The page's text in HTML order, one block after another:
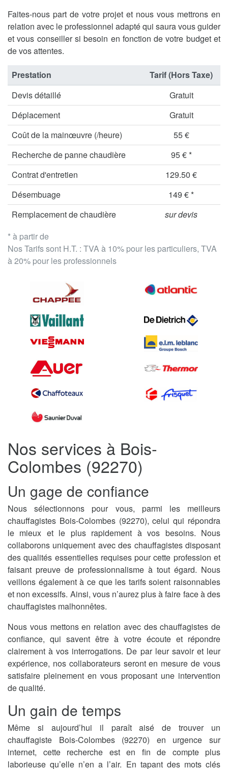
Faites-nous part de votre projet et nous vous mettrons en
relation avec le professionnel adapté qui saura vous guider
et vous conseiller si besoin en fonction de votre budget et
de vos attentes.
* à partir de
Nos Tarifs sont H.T. : TVA à 10% pour les particuliers, TVA
à 20% pour les professionnels
Prestation
Tarif (Hors Taxe)
Devis détaillé
Gratuit
Déplacement
Gratuit
Coût de la mainœuvre (/heure)
55 €
Recherche de panne chaudière
95 € *
Contrat d'entretien
129.50 €
Désembuage
149 € *
Remplacement de chaudière
sur devis
Nos services à Bois-
Colombes (92270)
Un gage de confiance
Nous sélectionnons pour vous, parmi les meilleurs
chauffagistes Bois-Colombes (92270), celui qui répondra
le mieux et le plus rapidement à vos besoins. Nous
collaborons uniquement avec des chauffagistes disposant
des qualités essentielles requises pour cette profession et
faisant preuve de professionnalisme à tout égard. Nous
veillons également à ce que les tarifs soient raisonnables
et non excessifs. Ainsi, vous n’aurez plus à faire face à des
chauffagistes malhonnêtes.
Nous vous mettons en relation avec des chauffagistes de
confiance, qui savent être à votre écoute et répondre
clairement à vos interrogations. De par leur savoir et leur
expérience, nos collaborateurs seront en mesure de vous
satisfaire pleinement en vous proposant une intervention
de qualité.
Un gain de temps
Même si aujourd’hui il paraît aisé de trouver un
chauffagiste Bois-Colombes (92270) en urgence sur
internet, cette recherche est en fin de compte plus
laborieuse qu’elle n’en a l’air. En tapant des mots clés